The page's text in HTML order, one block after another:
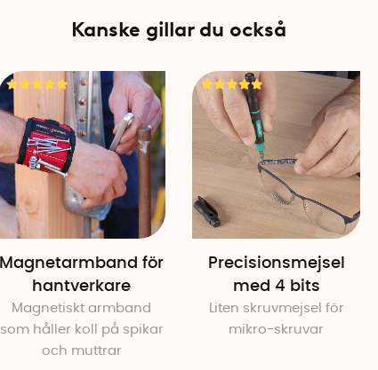
Färg: Grå, svart
Höjd: 17,5 cm
Bredd: 12,2 cm
Djup: 7 cm
Antal per förpackning: 1
Kanske gillar du också
Magnetarmband för
hantverkare
Magnetiskt armband
som håller koll på spikar
och muttrar
Precisionsmejsel
med 4 bits
Liten skruvmejsel för
mikro-skruvar